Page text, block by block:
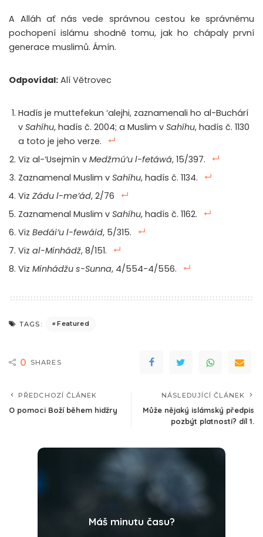
A Alláh ať nás vede správnou cestou ke správnému
pochopení islámu shodně tomu, jak ho chápaly první
generace muslimů. Ámín.
Odpovídal: Alí Větrovec
Hadís je muttefekun ‘alejhi, zaznamenali ho al-Buchárí
v Sahíhu, hadís č. 2004; a Muslim v Sahíhu, hadís č. 1130
a toto je jeho verze.
Viz al-‘Usejmín v Medžmú’u l-fetáwá, 15/397.
Zaznamenal Muslim v Sahíhu, hadís č. 1134.
Viz Zádu l-me’ád, 2/76
Zaznamenal Muslim v Sahíhu, hadís č. 1162.
Viz Bedái’u l-fewáid, 5/315.
Viz al-Minhádž, 8/151.
Viz Minhádžu s-Sunna, 4/554-4/556.
TAGS: Featured
0 SHARES
PŘEDCHOZÍ ČLÁNEK
O pomoci Boží během hidžry
NÁSLEDUJÍCÍ ČLÁNEK
Může nějaký islámský předpis
pozbýt platnosti? díl 1.
Máš minutu času?